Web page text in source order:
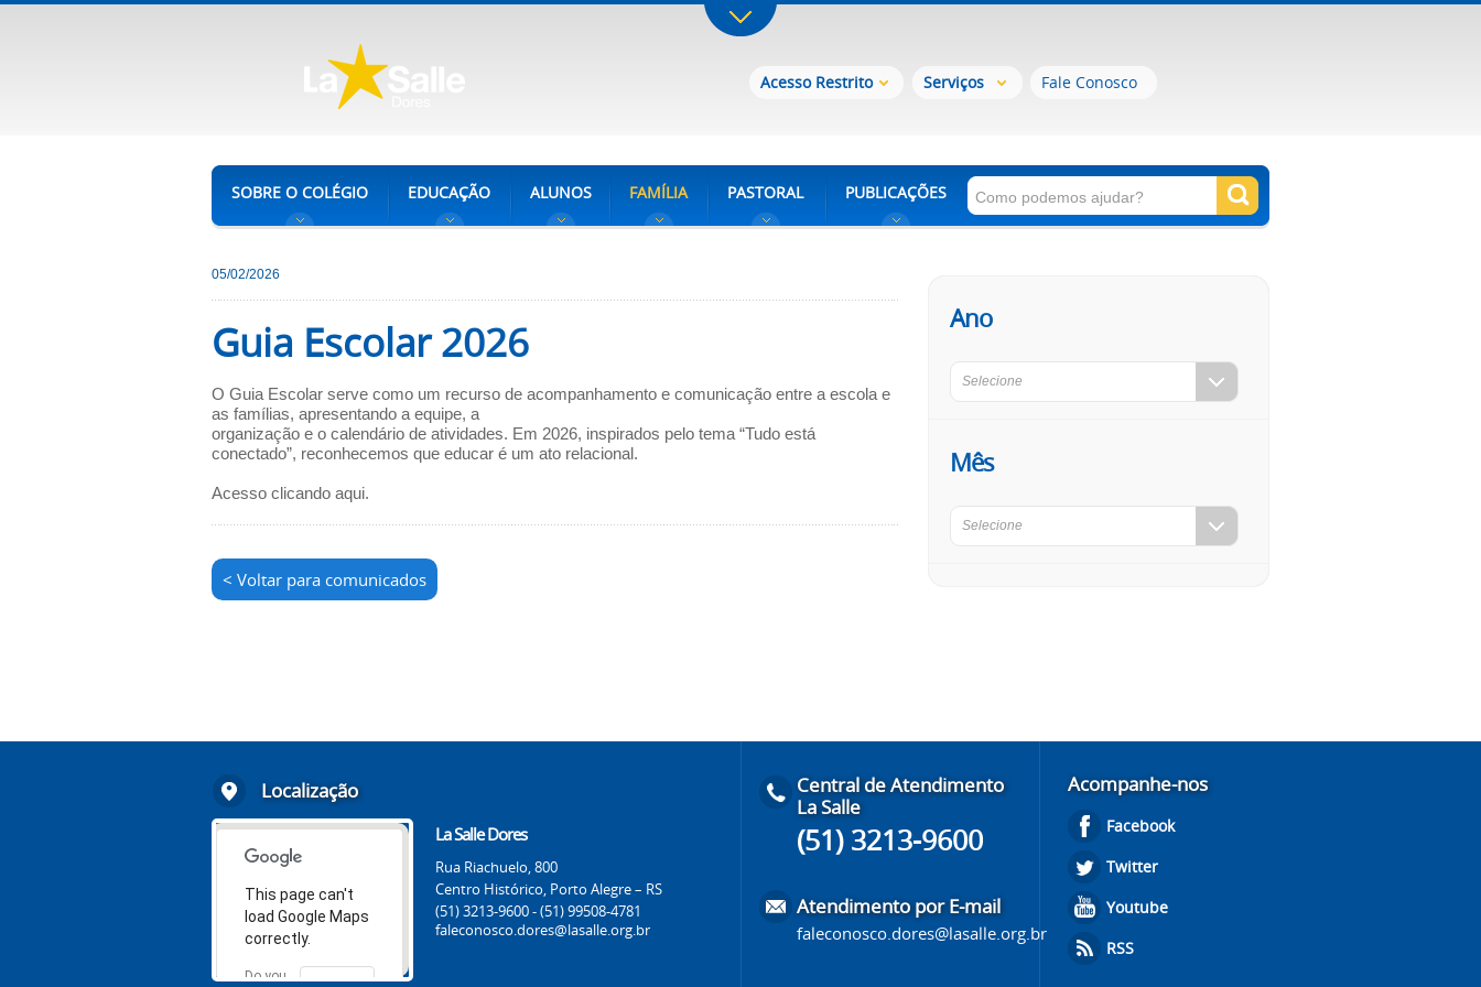
Acesso Restrito Serviços Fale Conosco
SOBRE O COLÉGIO EDUCAÇÃO ALUNOS FAMÍLIA PASTORAL PUBLICAÇÕES
05/02/2026
Guia Escolar 2026
O Guia Escolar serve como um recurso de acompanhamento e comunicação entre a escola e
as famílias, apresentando a equipe, a
organização e o calendário de atividades. Em 2026, inspirados pelo tema “Tudo está
conectado”, reconhecemos que educar é um ato relacional.
Acesso clicando aqui.
< Voltar para comunicados
Ano
Selecione
Mês
Selecione
Localização
This page can't
load Google Maps
correctly.
Do you
La Salle Dores
Rua Riachuelo, 800
Centro Histórico, Porto Alegre – RS
(51) 3213-9600 - (51) 99508-4781
faleconosco.dores@lasalle.org.br
Central de Atendimento
La Salle
(51) 3213-9600
Atendimento por E-mail
faleconosco.dores@lasalle.org.br
Acompanhe-nos
Facebook
Twitter
Youtube
RSS